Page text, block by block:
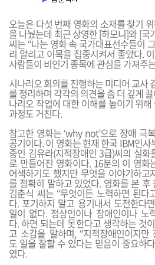
오늘은 다섯 번째 영화의 소재를 찾기
을 나눴는데 최근 상영한 [하모니]와 [
씨는 “나는 영화 속 국가대표선수들이
리 알리고 이목을 집중시켜서 좋았다.
사람들이 비인기 종목에 관심을 가져주
시나리오 회의를 진행하는 미디어 교사
를 정리하며 각각의 의견을 좀 더 깊게
나리오 작업에 대한 이해를 높이기 위
과정도 거친다.
참고한 영화는 ‘why not’으로 장애 극
공기이다. 이 영화는 현재 한국 IBM인사
중인 김유라(지적장애인 3급)씨의 실화
로 만들어진 영화이다. 16분의 이 영화
어색하기도 했지만 무엇을 이야기하고
를 정확히 말하고 있었다. 영화를 본 후
김춘식 씨는 “무엇이든 노력하면 된다
다. 포기하지 말고 용기내서 도전한다
일이 없다. 정상인이나 장애인이나 노
다. 하면 되는데 못한다고 생각하는 것
고 소감을 말하며, “지적장애인이지만
도 일을 잘할 수 있다는 믿음이 중요하
였다.